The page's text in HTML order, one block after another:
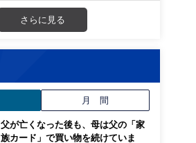
さらに見る
月 間
父が亡くなった後も、母は父の「家
族カード」で買い物を続けていま